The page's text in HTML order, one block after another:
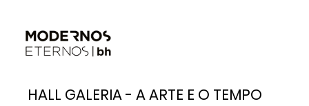
HALL GALERIA - A ARTE E O TEMPO